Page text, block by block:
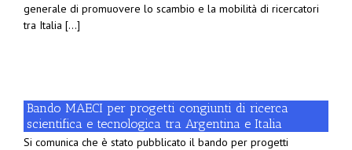
generale di promuovere lo scambio e la mobilità di ricercatori
tra Italia [...]
Bando MAECI per progetti congiunti di ricerca
scientifica e tecnologica tra Argentina e Italia
Si comunica che è stato pubblicato il bando per progetti